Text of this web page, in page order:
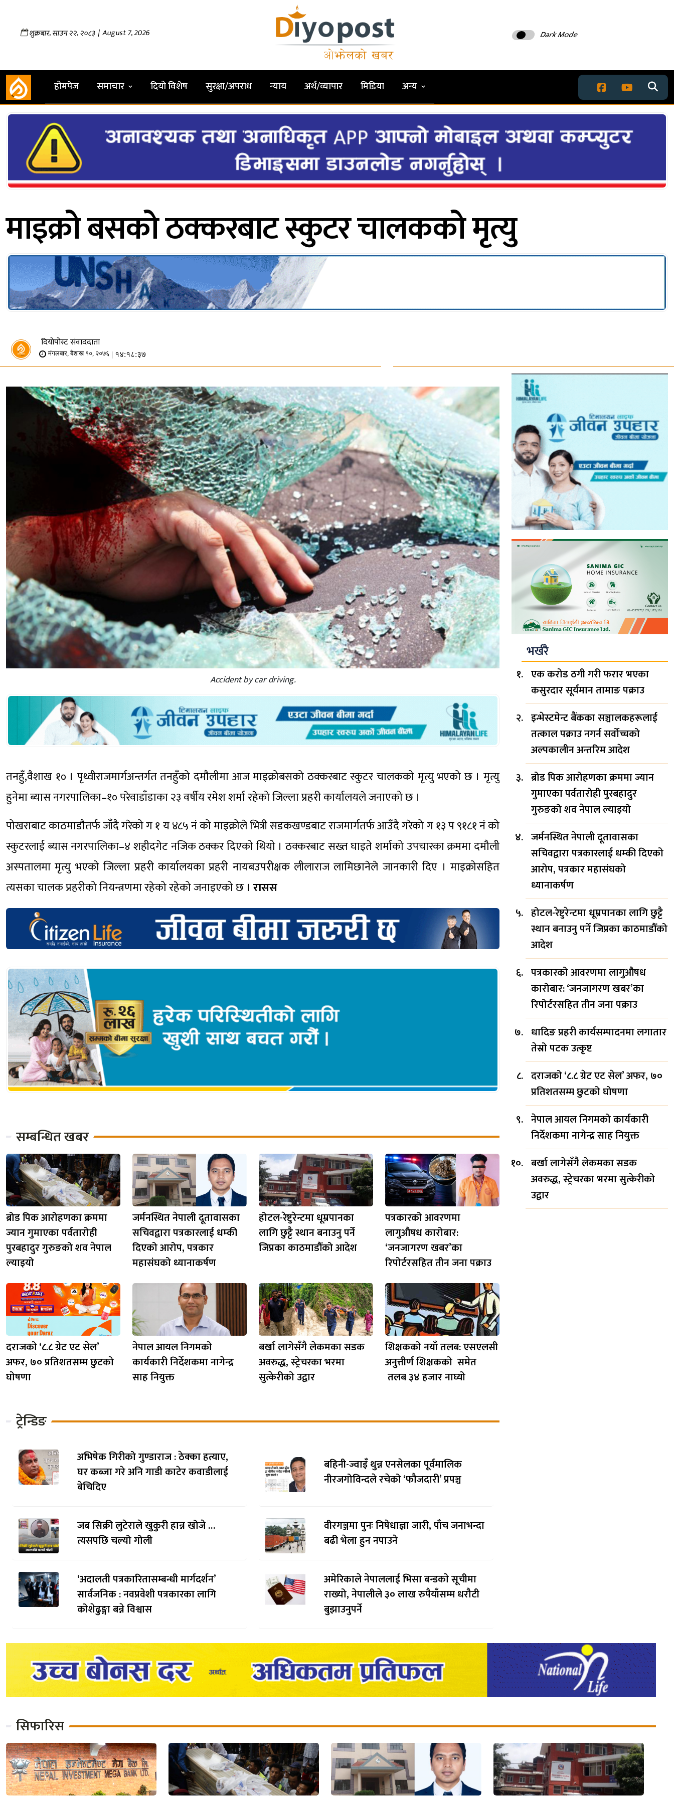
शुक्रबार,साउन२२,२०८३| August 7, 2026 Dark Mode
होमपेज समाचार दियो विशेष सुरक्षा/अपराध न्याय अर्थ/व्यापार मिडिया अन्य
माइक्रो बसको ठक्करबाट स्कुटर चालकको मृत्यु
दियोपोस्ट संवाददाता
मंगलबार, बैशाख १०, २०७६ | १४:१८:३७
Accident by car driving.
तनहुँ,वैशाख १० । पृथ्वीराजमार्गअन्तर्गत तनहुँको दमौलीमा आज माइक्रोबसको ठक्करबाट स्कुटर चालकको मृत्यु भएको छ । मृत्यु
हुनेमा ब्यास नगरपालिका–१० परेवाडाँडाका २३ वर्षीय रमेश शर्मा रहेको जिल्ला प्रहरी कार्यालयले जनाएको छ ।
पोखराबाट काठमाडौतर्फ जाँदै गरेको ग १ य ४८५ नं को माइक्रोले भित्री सडकखण्डबाट राजमार्गतर्फ आउँदै गरेको ग १३ प ९१८१ नं को
स्कुटरलाई ब्यास नगरपालिका–४ शहीदगेट नजिक ठक्कर दिएको थियो । ठक्करबाट सख्त घाइते शर्माको उपचारका क्रममा दमौली
अस्पतालमा मृत्यु भएको जिल्ला प्रहरी कार्यालयका प्रहरी नायबउपरीक्षक लीलाराज लामिछानेले जानकारी दिए । माइक्रोसहित
त्यसका चालक प्रहरीको नियन्त्रणमा रहेको रहेको जनाइएको छ । रासस
सम्बन्धित खबर
ब्रोड पिक आरोहणका क्रममा
ज्यान गुमाएका पर्वतारोही
पुरबहादुर गुरुङको शव नेपाल
ल्याइयो
जर्मनस्थित नेपाली दूतावासका
सचिवद्वारा पत्रकारलाई धम्की
दिएको आरोप, पत्रकार
महासंघको ध्यानाकर्षण
होटल-रेष्टुरेन्टमा धूम्रपानका
लागि छुट्टै स्थान बनाउनु पर्ने
जिप्रका काठमाडौँको आदेश
पत्रकारको आवरणमा
लागुऔषध कारोबार:
‘जनजागरण खबर’का
रिपोर्टरसहित तीन जना पक्राउ
दराजको ‘८.८ ग्रेट एट सेल’
अफर, ७० प्रतिशतसम्म छुटको
घोषणा
नेपाल आयल निगमको
कार्यकारी निर्देशकमा नागेन्द्र
साह नियुक्त
बर्खा लागेसँगै लेकमका सडक
अवरुद्ध, स्ट्रेचरका भरमा
सुत्केरीको उद्वार
शिक्षकको नयाँ तलब: एसएलसी
अनुत्तीर्ण शिक्षकको समेत
तलब ३४ हजार नाघ्यो
ट्रेन्डिङ
अभिषेक गिरीको गुण्डाराज : ठेक्का हत्याए,
घर कब्जा गरे अनि गाडी काटेर कवाडीलाई
बेचिदिए
बहिनी-ज्वाइँ थुन्न एनसेलका पूर्वमालिक
नीरजगोविन्दले रचेको ‘फौजदारी’ प्रपञ्च
जब सिक्री लुटेराले खुकुरी हान्न खोजे …
त्यसपछि चल्यो गोली
वीरगञ्जमा पुनः निषेधाज्ञा जारी, पाँच जनाभन्दा
बढी भेला हुन नपाउने
‘अदालती पत्रकारितासम्बन्धी मार्गदर्शन’
सार्वजनिक : नवप्रवेशी पत्रकारका लागि
कोशेढुङ्गा बन्ने विश्वास
अमेरिकाले नेपाललाई भिसा बन्डकाे सूचीमा
राख्यो, नेपालीले ३० लाख रुपैयाँसम्म धरौटी
बुझाउनुपर्ने
भर्खरै
एक करोड ठगी गरी फरार भएका
कसुरदार सूर्यमान तामाङ पक्राउ
इन्भेस्टमेन्ट बैंकका सञ्चालकहरूलाई
तत्काल पक्राउ नगर्न सर्वोच्चको
अल्पकालीन अन्तरिम आदेश
ब्रोड पिक आरोहणका क्रममा ज्यान
गुमाएका पर्वतारोही पुरबहादुर
गुरुङको शव नेपाल ल्याइयो
जर्मनस्थित नेपाली दूतावासका
सचिवद्वारा पत्रकारलाई धम्की दिएको
आरोप, पत्रकार महासंघको
ध्यानाकर्षण
होटल-रेष्टुरेन्टमा धूम्रपानका लागि छुट्टै
स्थान बनाउनु पर्ने जिप्रका काठमाडौँको
आदेश
पत्रकारको आवरणमा लागुऔषध
कारोबार: ‘जनजागरण खबर’का
रिपोर्टरसहित तीन जना पक्राउ
धादिङ प्रहरी कार्यसम्पादनमा लगातार
तेस्रो पटक उत्कृष्ट
दराजको ‘८.८ ग्रेट एट सेल’ अफर, ७०
प्रतिशतसम्म छुटको घोषणा
नेपाल आयल निगमको कार्यकारी
निर्देशकमा नागेन्द्र साह नियुक्त
बर्खा लागेसँगै लेकमका सडक
अवरुद्ध, स्ट्रेचरका भरमा सुत्केरीको
उद्वार
सिफारिस